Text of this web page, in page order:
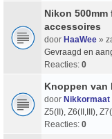
Nikon 500mm
accessoires
door HaaWee »
Gevraagd en
Reacties: 0
Knoppen van
door Nikkormaat
Z5(II), Z6(II,III),
Reacties: 0